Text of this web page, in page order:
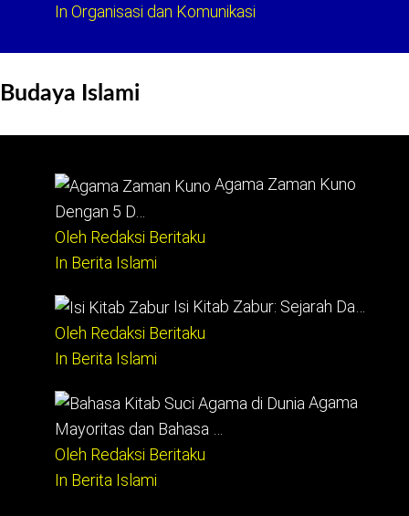
In Organisasi dan Komunikasi
Budaya Islami
Agama Zaman Kuno
Dengan 5 D…
Oleh Redaksi Beritaku
In Berita Islami
Isi Kitab Zabur: Sejarah Da…
Oleh Redaksi Beritaku
In Berita Islami
Agama
Mayoritas dan Bahasa …
Oleh Redaksi Beritaku
In Berita Islami